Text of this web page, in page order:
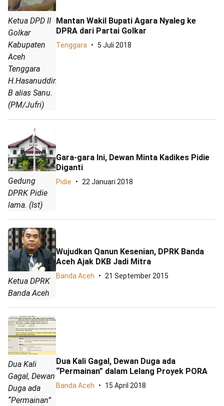
Ketua DPD II
Golkar
Kabupaten
Aceh
Tenggara
H.Hasanuddin
B alias Sanu.
(PM/Jufri)
Mantan Wakil Bupati Agara Nyaleg ke
DPRA dari Partai Golkar
Tenggara 5 Juli 2018
Gedung
DPRK Pidie
lama. (Ist)
Gara-gara Ini, Dewan Minta Kadikes Pidie
Diganti
Pidie 22 Januari 2018
Ketua DPRK
Banda Aceh
Wujudkan Qanun Kesenian, DPRK Banda
Aceh Ajak DKB Jadi Mitra
Banda Aceh 21 September 2015
Dua Kali
Gagal, Dewan
Duga ada
“Permainan”
Dua Kali Gagal, Dewan Duga ada
“Permainan” dalam Lelang Proyek PORA
Banda Aceh 15 April 2018